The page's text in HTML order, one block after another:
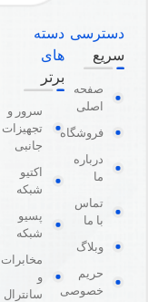
دسترسی
سریع
صفحه
اصلی
فروشگاه
درباره
ما
تماس
با ما
وبلاگ
حریم
خصوصی
دسته
های
برتر
سرور و
تجهیزات
جانبی
اکتیو
شبکه
پسیو
شبکه
مخابرات
و
سانترال